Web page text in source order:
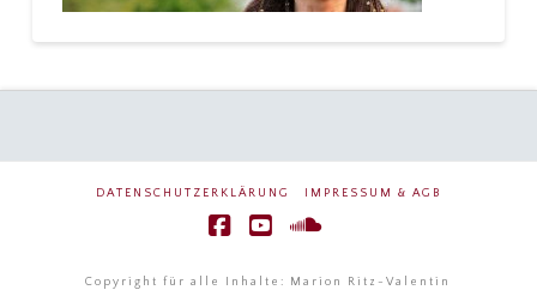
DATENSCHUTZERKLÄRUNG IMPRESSUM & AGB
Copyright für alle Inhalte: Marion Ritz-Valentin